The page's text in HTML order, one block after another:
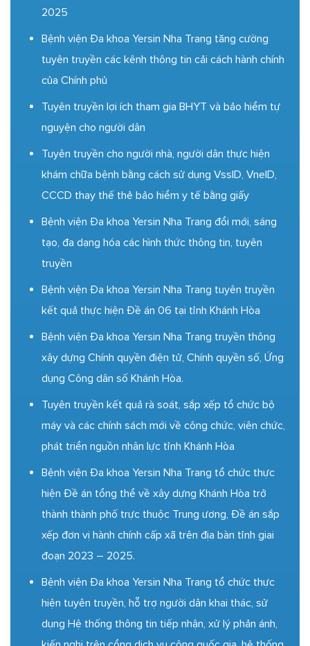
2025
Bệnh viện Đa khoa Yersin Nha Trang tăng cường
tuyên truyền các kênh thông tin cải cách hành chính
của Chính phủ
Tuyên truyền lợi ích tham gia BHYT và bảo hiểm tự
nguyện cho người dân
Tuyên truyền cho người nhà, người dân thực hiện
khám chữa bệnh bằng cách sử dụng VssID, VneID,
CCCD thay thế thẻ bảo hiểm y tế bằng giấy
Bệnh viện Đa khoa Yersin Nha Trang đổi mới, sáng
tạo, đa dạng hóa các hình thức thông tin, tuyên
truyền
Bệnh viện Đa khoa Yersin Nha Trang tuyên truyền
kết quả thực hiện Đề án 06 tại tỉnh Khánh Hòa
Bệnh viện Đa khoa Yersin Nha Trang truyền thông
xây dựng Chính quyền điện tử, Chính quyền số, Ứng
dụng Công dân số Khánh Hòa.
Tuyên truyền kết quả rà soát, sắp xếp tổ chức bộ
máy và các chính sách mới về công chức, viên chức,
phát triển nguồn nhân lực tỉnh Khánh Hòa
Bệnh viện Đa khoa Yersin Nha Trang tổ chức thực
hiện Đề án tổng thể về xây dựng Khánh Hòa trở
thành thành phố trực thuộc Trung ương, Đề án sắp
xếp đơn vị hành chính cấp xã trên địa bàn tỉnh giai
đoạn 2023 – 2025.
Bệnh viện Đa khoa Yersin Nha Trang tổ chức thực
hiện tuyên truyền, hỗ trợ người dân khai thác, sử
dụng Hệ thống thông tin tiếp nhận, xử lý phản ánh,